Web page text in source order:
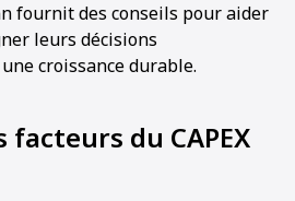
fournit des conseils pour aider
leurs décisions
croissance durable.
facteurs du CAPEX